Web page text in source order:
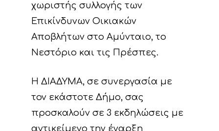
χωριστής συλλογής των
Επικίνδυνων Οικιακών
Αποβλήτων στο Αμύνταιο, το
Νεστόριο και τις Πρέσπες.
Η ΔΙΑΔΥΜΑ, σε συνεργασία με
τον εκάστοτε Δήμο, σας
προσκαλούν σε 3 εκδηλώσεις με
αντικείμενο την έναρξη